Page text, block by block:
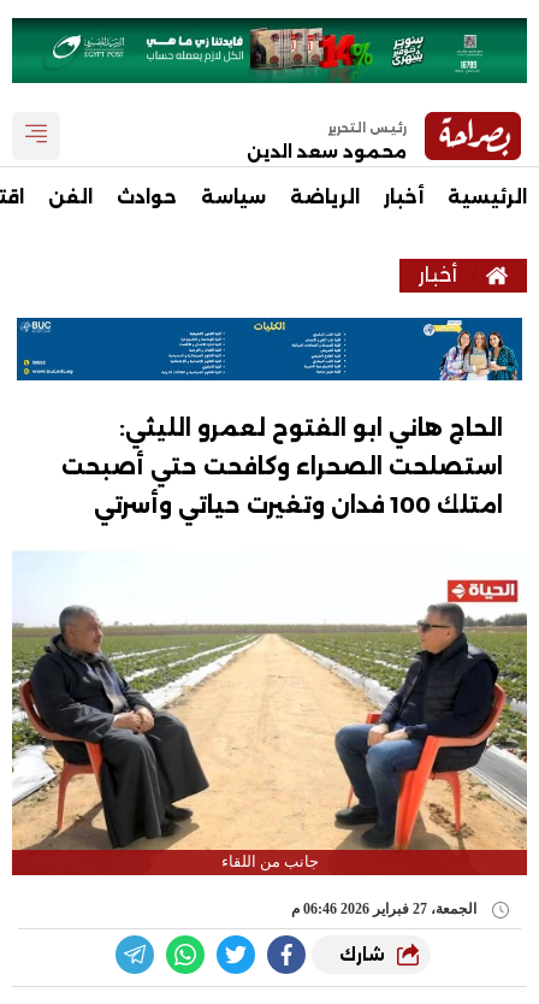
رئيس التحرير
محمود سعد الدين
الرئيسية أخبار الرياضة سياسة حوادث الفن
أخبار
الحاج هاني ابو الفتوح لعمرو الليثي:
استصلحت الصحراء وكافحت حتي أصبحت
امتلك 100 فدان وتغيرت حياتي وأسرتي
جانب من اللقاء
الجمعة، 27 فبراير 2026 06:46 م
شارك